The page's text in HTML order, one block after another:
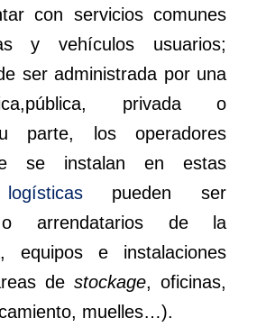
con servicios comunes
y vehículos usuarios;
ser administrada por una
privada o
parte, los operadores
se instalan en estas
pueden ser
o arrendatarios de la
equipos e instalaciones
destockage, oficinas,
muelles…).